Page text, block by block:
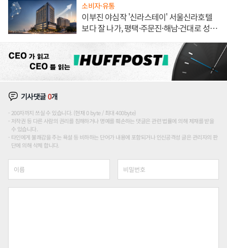
소비자·유통
이부진 야심작 '신라스테이' 서울신라호텔
보다 잘 나가, 평택·주문진·해남·건대로 성
기사댓글0개
200자까지 쓰실 수 있습니다. (현재 0 byte / 최대 400byte)
저작권 등 다른 사람의 권리를 침해하거나 명예를 훼손하는 댓글은 관련 법률에 의해 제재를 받을
수 있습니다.
타인에게 불쾌감을 주는 욕설 등 비하하는 단어가 내용에 포함되거나 인신공격성 글은 관리자의 판
단에 의해 삭제 합니다.